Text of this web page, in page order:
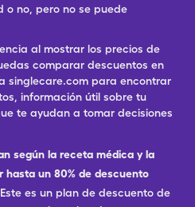
o no, pero no se puede
al mostrar los precios de
comparar descuentos en
singlecare.com para encontrar
información útil sobre tu
te ayudan a tomar decisiones
según la receta médica y la
hasta un 80% de descuento
Este es un plan de descuento de